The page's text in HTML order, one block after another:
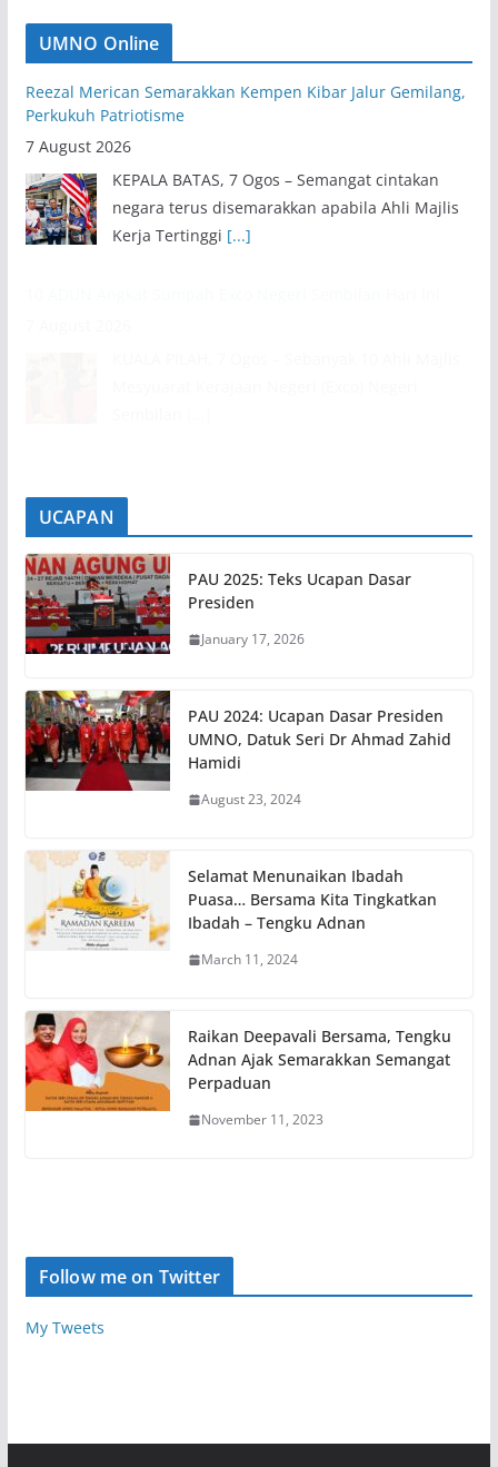
UMNO Online
Reezal Merican Semarakkan Kempen Kibar Jalur Gemilang,
Perkukuh Patriotisme
7 August 2026
KEPALA BATAS, 7 Ogos – Semangat cintakan
negara terus disemarakkan apabila Ahli Majlis
Kerja Tertinggi [...]
UCAPAN
PAU 2025: Teks Ucapan Dasar
Presiden
January 17, 2026
PAU 2024: Ucapan Dasar Presiden
UMNO, Datuk Seri Dr Ahmad Zahid
Hamidi
August 23, 2024
Selamat Menunaikan Ibadah
Puasa… Bersama Kita Tingkatkan
Ibadah – Tengku Adnan
March 11, 2024
Raikan Deepavali Bersama, Tengku
Adnan Ajak Semarakkan Semangat
Perpaduan
November 11, 2023
Follow me on Twitter
My Tweets